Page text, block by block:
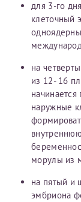
для 3-го
клеточный
на
из 12- 16
наружные
морулы из
на пятый и
эмбриона